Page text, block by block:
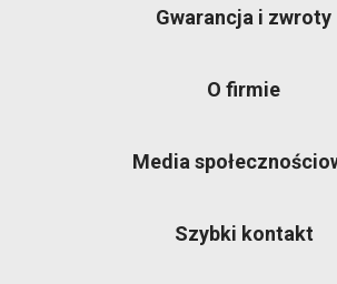
Gwarancja i zwroty
O firmie
Media
Szybki kontakt